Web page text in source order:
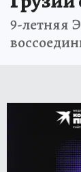
9-летняя